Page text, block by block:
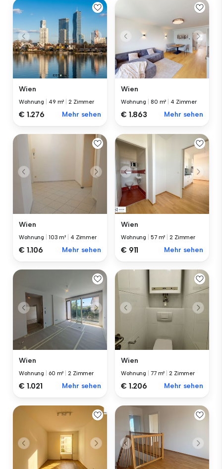
Wien
Wohnung 49 m² |2 Zimmer
€ 1.276 Mehr sehen
Wien
Wohnung 80 m² 4 Zimmer
€ 1.863 Mehr sehen
Wien
Wohnung 103 m² 4 Zimmer
€ 1.106 Mehr sehen
Wien
Wohnung 57 m² |2 Zimmer
€ 911 Mehr sehen
Wien
Wohnung 60 m² |2 Zimmer
€ 1.021 Mehr sehen
Wien
Wohnung 77 m² |2 Zimmer
€ 1.206 Mehr sehen